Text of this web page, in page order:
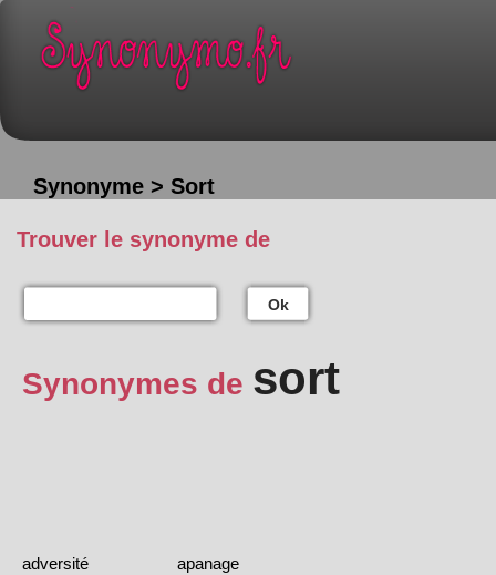
Synonyme > Sort
Trouver le synonyme de
Ok
Synonymes de sort
adversité
apanage